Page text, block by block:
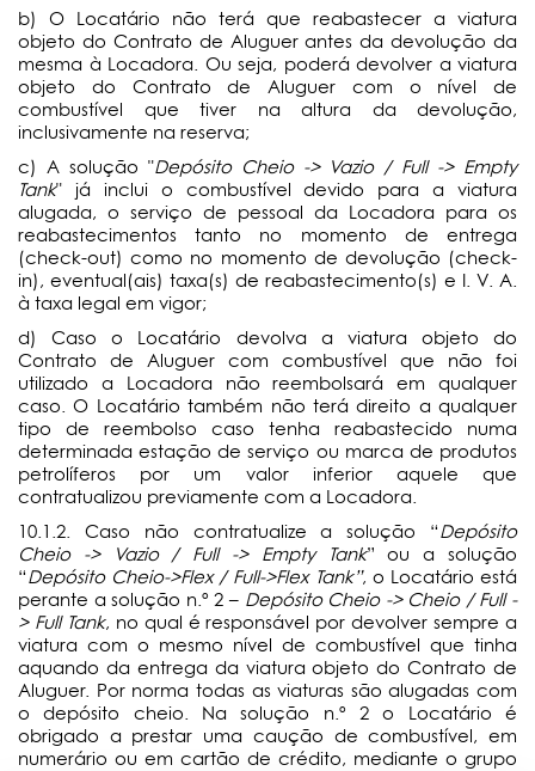
b) O Locatário não terá que reabastecer a viatura
objeto do Contrato de Aluguer antes da devolução da
mesma à Locadora. Ou seja, poderá devolver a viatura
objeto do Contrato de Aluguer com o nível de
combustível que tiver na altura da devolução,
inclusivamente na reserva;
c) A solução "Depósito Cheio -> Vazio / Full -> Empty
Tank" já inclui o combustível devido para a viatura
alugada, o serviço de pessoal da Locadora para os
reabastecimentos tanto no momento de entrega
(check-out) como no momento de devolução (check-
in), eventual(ais) taxa(s) de reabastecimento(s) e I. V. A.
à taxa legal em vigor;
d) Caso o Locatário devolva a viatura objeto do
Contrato de Aluguer com combustível que não foi
utilizado a Locadora não reembolsará em qualquer
caso. O Locatário também não terá direito a qualquer
tipo de reembolso caso tenha reabastecido numa
determinada estação de serviço ou marca de produtos
petrolíferos por um valor inferior aquele que
contratualizou previamente com a Locadora.
10.1.2. Caso não contratualize a solução “Depósito
Cheio -> Vazio / Full -> Empty Tank” ou a solução
“Depósito Cheio->Flex / Full->Flex Tank”, o Locatário está
perante a solução n.º 2 – Depósito Cheio -> Cheio / Full -
> Full Tank, no qual é responsável por devolver sempre a
viatura com o mesmo nível de combustível que tinha
aquando da entrega da viatura objeto do Contrato de
Aluguer. Por norma todas as viaturas são alugadas com
o depósito cheio. Na solução n.º 2 o Locatário é
obrigado a prestar uma caução de combustível, em
numerário ou em cartão de crédito, mediante o grupo